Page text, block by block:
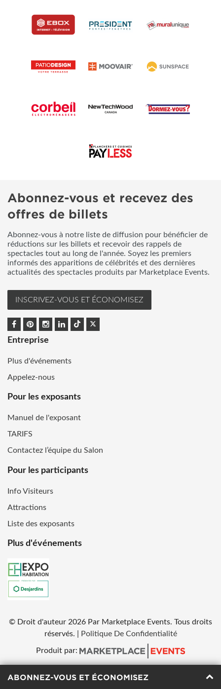
Abonnez-vous et recevez des
offres de billets
Abonnez-vous à notre liste de diffusion pour bénéficier de
réductions sur les billets et recevoir des rappels de
spectacles tout au long de l'année. Soyez les premiers
informés des apparitions de célébrités et des dernières
actualités des spectacles produits par Marketplace Events.
INSCRIVEZ-VOUS ET ÉCONOMISEZ
Entreprise
Plus d'événements
Appelez-nous
Pour les exposants
Manuel de l'exposant
TARIFS
Contactez l’équipe du Salon
Pour les participants
Info Visiteurs
Attractions
Liste des exposants
Plus d'événements
© Droit d'auteur 2026 Par Marketplace Events. Tous droits
réservés.
Politique De Confidentialité
Produit par:
ABONNEZ-VOUS ET ÉCONOMISEZ